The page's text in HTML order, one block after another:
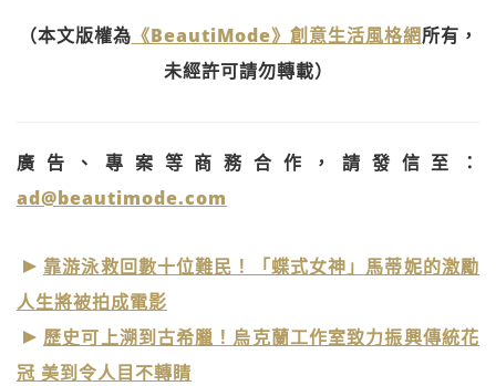
（本文版權為 《BeautiMode》創意生活風格網所有，
未經許可請勿轉載）
廣告、專案等商務合作，請發信至：
ad@beautimode.com
靠游泳救回數十位難民！「蝶式女神」馬蒂妮的激勵
人生將被拍成電影
歷史可上溯到古希臘！烏克蘭工作室致力振興傳統花
冠 美到令人目不轉睛